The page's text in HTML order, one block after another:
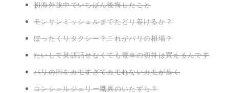
初海外旅中でいちばん後悔したこと
モンサンミッシェルまでたどり着けるか？
ぼったくりタクシー？これがパリの相場？
たいして英語話せなくても電車の切符は買えるんです
パリの街をカモすぎてカモれないカモが歩く
コンシェルジェリー職員のいたずら？